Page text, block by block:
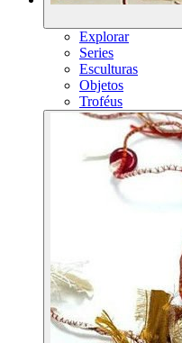
Explorar
Series
Esculturas
Objetos
Troféus